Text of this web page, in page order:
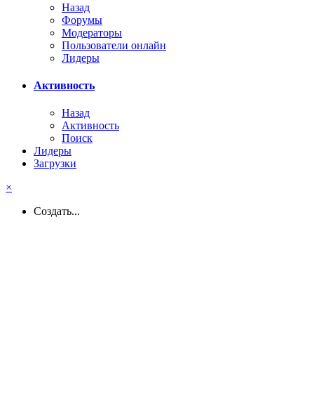
Назад
Форумы
Модераторы
Пользователи онлайн
Лидеры
Активность
Назад
Активность
Поиск
Лидеры
Загрузки
×
Создать...